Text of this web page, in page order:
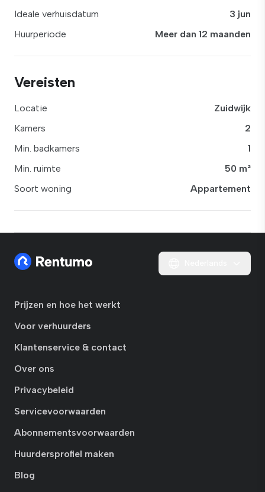
Ideale verhuisdatum
3 jun
Huurperiode
Meer dan 12 maanden
Vereisten
Locatie
Zuidwijk
Kamers
2
Min. badkamers
1
Min. ruimte
50 m²
Soort woning
Appartement
Prijzen en hoe het werkt
Voor verhuurders
Klantenservice & contact
Over ons
Privacybeleid
Servicevoorwaarden
Abonnementsvoorwaarden
Huurdersprofiel maken
Blog